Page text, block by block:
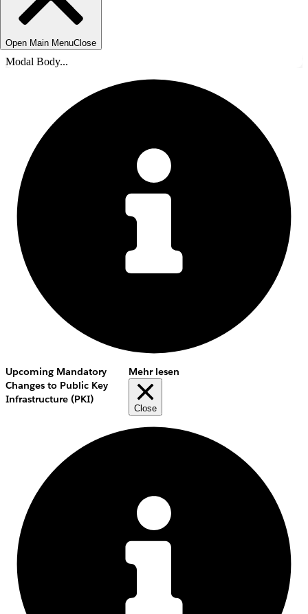
Open Main MenuClose
Modal Body...
Upcoming Mandatory
Changes to Public Key
Infrastructure (PKI)
Mehr lesen
Close